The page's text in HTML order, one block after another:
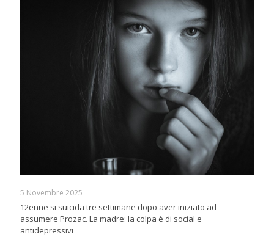
5 Novembre 2025
12enne si suicida tre settimane dopo aver iniziato ad
assumere Prozac. La madre: la colpa è di social e
antidepressivi